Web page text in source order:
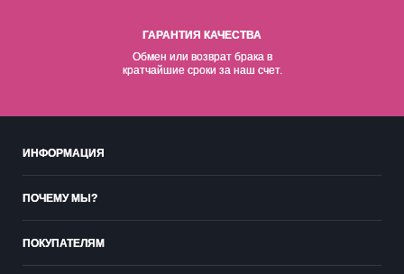
ГАРАНТИЯ КАЧЕСТВА
Обмен или возврат брака в
кратчайшие сроки за наш счет.
ИНФОРМАЦИЯ
ПОЧЕМУ МЫ?
ПОКУПАТЕЛЯМ